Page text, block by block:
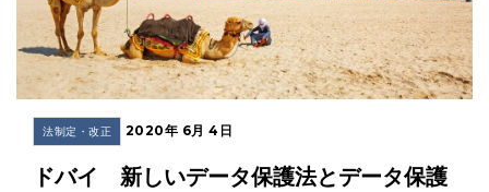
法制定・改正 2020年 6月 4日
ドバイ 新しいデータ保護法とデータ保護